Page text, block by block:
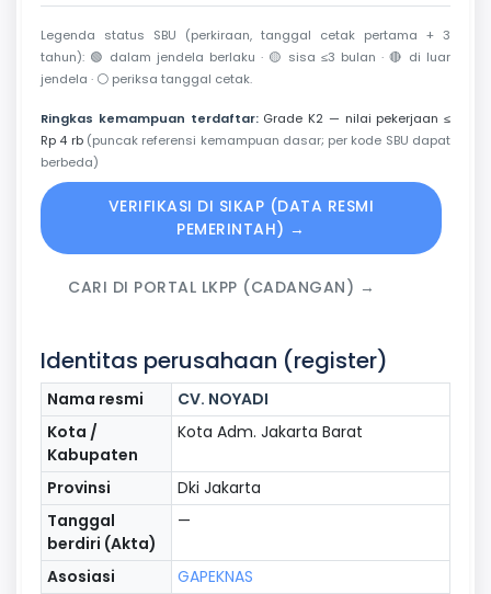
Legenda status SBU (perkiraan, tanggal cetak pertama + 3
tahun): 🟢 dalam jendela berlaku · 🟡 sisa ≤3 bulan · 🔴 di luar
jendela · ⚪ periksa tanggal cetak.
Ringkas kemampuan terdaftar:Grade K2 — nilai pekerjaan ≤
Rp 4 rb (puncak referensi kemampuan dasar; per kode SBU dapat
berbeda)
VERIFIKASI DI SIKAP (DATA RESMI
PEMERINTAH) →
CARI DI PORTAL LKPP (CADANGAN) →
Identitas perusahaan (register)
Nama resmi
CV. NOYADI
Kota /
Kabupaten
Kota Adm. Jakarta Barat
Provinsi
Dki Jakarta
Tanggal
berdiri (Akta)
—
Asosiasi
GAPEKNAS